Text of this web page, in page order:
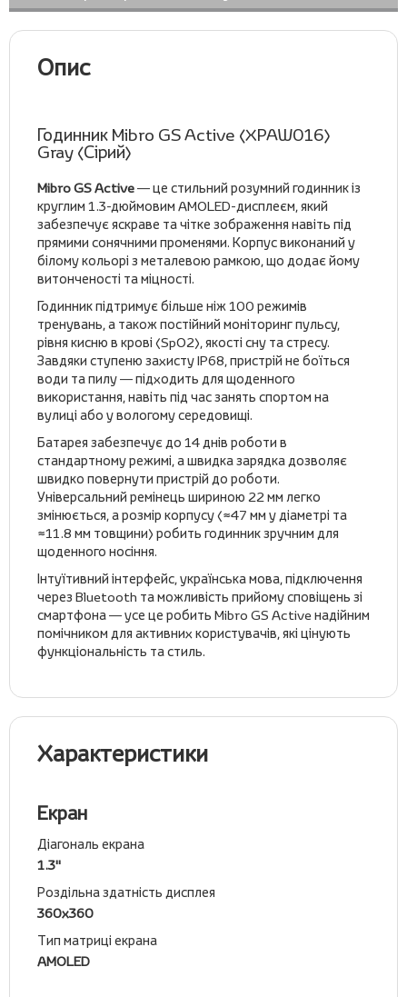
Опис
Годинник Mibro GS Active (XPAW016)
Gray (Сірий)
Mibro GS Active— це стильний розумний годинник із
круглим 1.3-дюймовим AMOLED-дисплеєм, який
забезпечує яскраве та чітке зображення навіть під
прямими сонячними променями. Корпус виконаний у
білому кольорі з металевою рамкою, що додає йому
витонченості та міцності.
Годинник підтримує більше ніж 100 режимів
тренувань, а також постійний моніторинг пульсу,
рівня кисню в крові (SpO2), якості сну та стресу.
Завдяки ступеню захисту IP68, пристрій не боїться
води та пилу — підходить для щоденного
використання, навіть під час занять спортом на
вулиці або у вологому середовищі.
Батарея забезпечує до 14 днів роботи в
стандартному режимі, а швидка зарядка дозволяє
швидко повернути пристрій до роботи.
Універсальний ремінець шириною 22 мм легко
змінюється, а розмір корпусу (≈47 мм у діаметрі та
≈11.8 мм товщини) робить годинник зручним для
щоденного носіння.
Інтуїтивний інтерфейс, українська мова, підключення
через Bluetooth та можливість прийому сповіщень зі
смартфона — усе це робить Mibro GS Active надійним
помічником для активних користувачів, які цінують
функціональність та стиль.
Характеристики
Екран
Діагональ екрана
1.3''
Роздільна здатність дисплея
360х360
Тип матриці екрана
AMOLED